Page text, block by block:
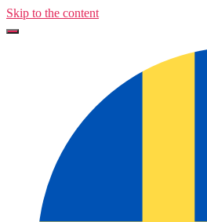
Skip to the content